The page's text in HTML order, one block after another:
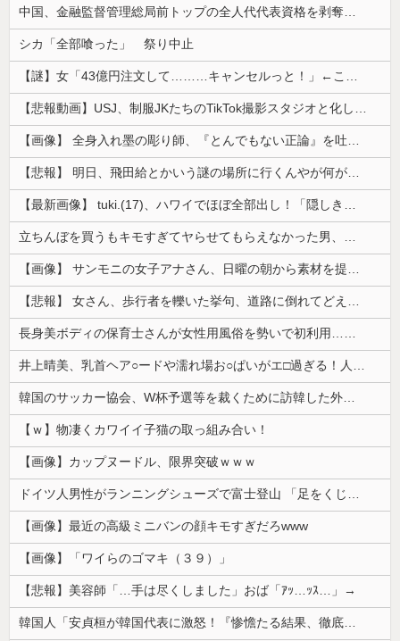
中国、金融監督管理総局前トップの全人代代表資格を剥奪…重大な規律違反で！
シカ「全部喰った」 祭り中止
【謎】女「43億円注文して………キャンセルっと！」←こいつの目的
【悲報動画】USJ、制服JKたちのTikTok撮影スタジオと化してしまいシュールすぎる光景が広がるｗｗｗ 【Pickup08083030】
【画像】 全身入れ墨の彫り師、『とんでもない正論』を吐いて30万再生されてしまうｗｗｗｗｗｗｗ
【悲報】 明日、飛田給とかいう謎の場所に行くんやが何があるんや????・・・・・・・・・
【最新画像】 tuki.(17)、ハワイでほぼ全部出し！「隠しきれない美貌」とSNSざわつく
立ちんぼを買うもキモすぎてヤらせてもらえなかった男、代わりの足コキでまさかの大量身寸米青ｗｗｗ
【画像】 サンモニの女子アナさん、日曜の朝から素材を提供してしまう
【悲報】 女さん、歩行者を轢いた挙句、道路に倒れてどえらいことになってしまうw w w w w w w
長身美ボディの保育士さんが女性用風俗を勢いで初利用…子供に絶対見せられないメスの顔でイキまくり。
井上晴美、乳首ヘア○ードや濡れ場お○ぱいがエ□過ぎる！人生最後のラスト写真集、最高！！
韓国のサッカー協会、W杯予選等を裁くために訪韓した外国人審判を「性接待」していた……大して強くもないチームが潤沢な予算を持ってりゃそうなるわな
【ｗ】物凄くカワイイ子猫の取っ組み合い！
【画像】カップヌードル、限界突破ｗｗｗ
ドイツ人男性がランニングシューズで富士登山 「足をくじいて動けない」
【画像】最近の高級ミニバンの顔キモすぎだろwww
【画像】「ワイらのゴマキ（３９）」
【悲報】美容師「…手は尽くしました」おば「ｱｯ…ｯｽ…」→
韓国人「安貞桓が韓国代表に激怒！『惨憺たる結果、徹底的な刷新が必要だ』と監督や協会を痛烈批判」